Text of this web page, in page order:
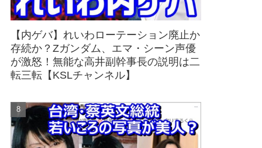
【内ゲバ】れいわローテーション廃止か
存続か？Zガンダム、エマ・シーン声優
が激怒！無能な高井副幹事長の説明は二
転三転【KSLチャンネル】